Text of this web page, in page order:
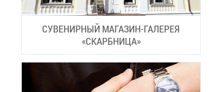
СУ­ВЕ­НИР­НЫЙ МА­ГА­ЗИН-ГА­ЛЕ­РЕЯ
«СКАРБ­НИ­ЦА»